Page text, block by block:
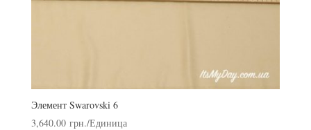
Элемент Swarovski 6
3,640.00 грн./Единица